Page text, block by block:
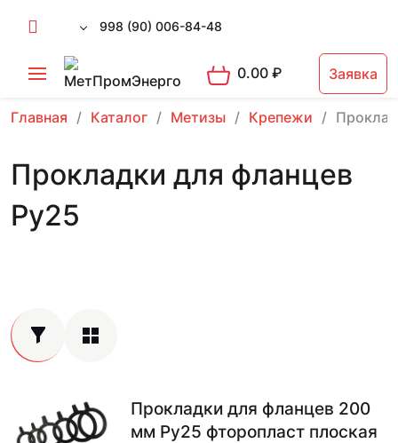
998 (90) 006-84-48
0.00₽ Заявка
Главная Каталог Метизы Крепежи
Прокладки для фланцев
Ру25
Прокладки для фланцев 200
мм Ру25 фторопласт плоская